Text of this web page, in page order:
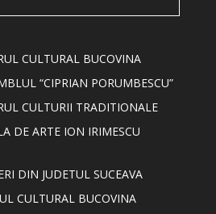
CULTURAL BUCOVINA
“CIPRIAN PORUMBESCU”
CULTURII TRADITIONALE
DE ARTE ION IRIMESCU
DIN JUDETUL SUCEAVA
CULTURAL BUCOVINA